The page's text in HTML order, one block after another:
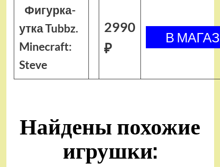
Фигурка-
утка Tubbz.
Minecraft:
Steve
2990
₽
Найдены похожие
игрушки: